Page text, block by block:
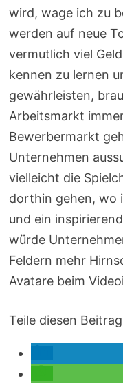
wird, wage ich zu
werden auf neue
vermutlich viel
kennen zu lernen
gewährleisten,
Arbeitsmarkt
Bewerbermarkt
Unternehmen
vielleicht die
dorthin gehen, wo
und ein
würde
Feldern mehr
Avatare beim
Teile diesen